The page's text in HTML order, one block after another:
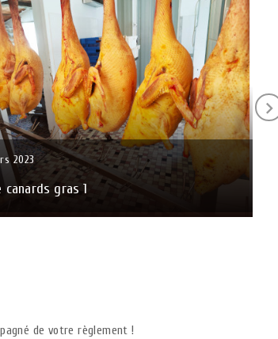
2023
canards gras 1
de votre règlement !